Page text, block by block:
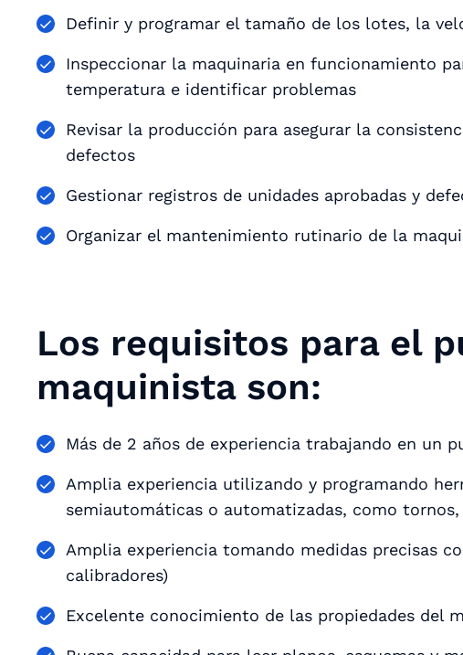
Definir y programar el tamaño de los lotes, la
Inspeccionar la maquinaria en funcionamiento
temperatura e identificar problemas
Revisar la producción para asegurar la
defectos
Gestionar registros de unidades aprobadas y
Organizar el mantenimiento rutinario de la
Los requisitos para el
maquinista son:
Más de 2 años de experiencia trabajando en un
Amplia experiencia utilizando y programando
semiautomáticas o automatizadas, como
Amplia experiencia tomando medidas precisas
calibradores)
Excelente conocimiento de las propiedades del